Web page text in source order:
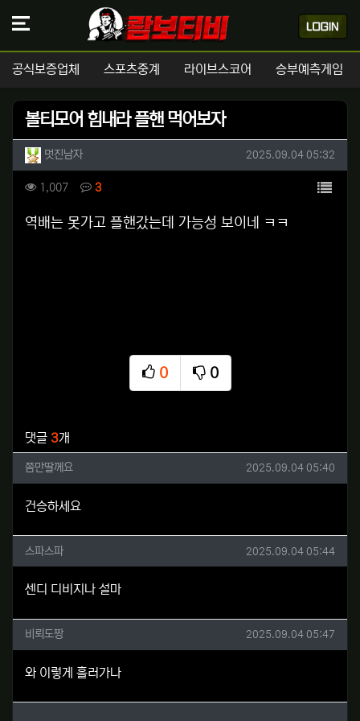
공식보증업체 스포츠중계 라이브스코어 승부예측게임
볼티모어 힘내라 플핸 먹어보자
작성자 정보
멋진남자작성 작성일
2025.09.04 05:32
컨텐츠 정보
1,007조회 3댓글 목록
본문
역배는 못가고 플핸갔는데 가능성 보이네 ㅋㅋ
0
추천
0
비추천
댓글 3개
쫌만딸께요님의 댓글
쫌만딸께요 작성일
2025.09.04 05:40
건승하세요
스파스파님의 댓글
스파스파 작성일
2025.09.04 05:44
센디 디비지나 설마
비뢰도짱님의 댓글
비뢰도짱 작성일
2025.09.04 05:47
와 이렇게 흘러가나